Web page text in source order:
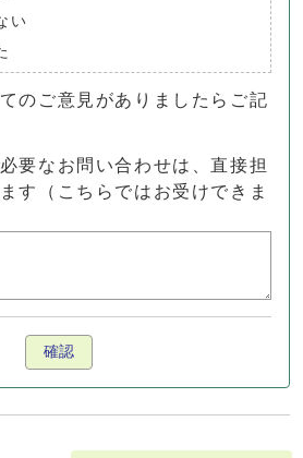
い
のご意見がありましたらご記
要なお問い合わせは、直接担
す（こちらではお受けできま
確認